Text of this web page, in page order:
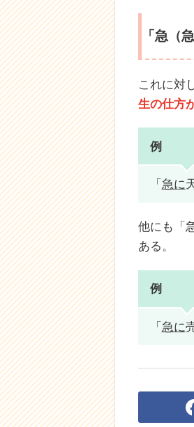
「急（
これに対
生の仕方
例
「 急に
他にも「
ある。
例
「 急に